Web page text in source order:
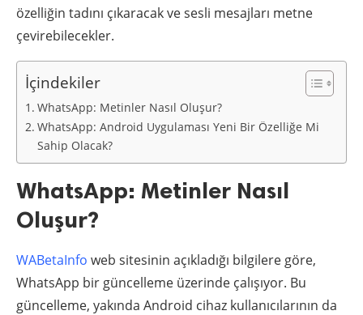
özelliğin tadını çıkaracak ve sesli mesajları metne
çevirebilecekler.
İçindekiler
WhatsApp: Metinler Nasıl Oluşur?
WhatsApp: Android Uygulaması Yeni Bir Özelliğe Mi
Sahip Olacak?
WhatsApp: Metinler Nasıl
Oluşur?
WABetaInfo web sitesinin açıkladığı bilgilere göre,
WhatsApp bir güncelleme üzerinde çalışıyor. Bu
güncelleme, yakında Android cihaz kullanıcılarının da